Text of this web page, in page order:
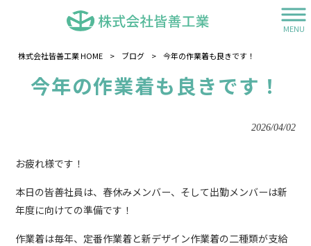
MENU
株式会社皆善工業 HOME > ブログ > 今年の作業着も良きです！
今年の作業着も良きです！
2026/04/02
お疲れ様です！
本日の皆善社員は、春休みメンバー、そして出勤メンバーは新
年度に向けての準備です！
作業着は毎年、定番作業着と新デザイン作業着の二種類が支給